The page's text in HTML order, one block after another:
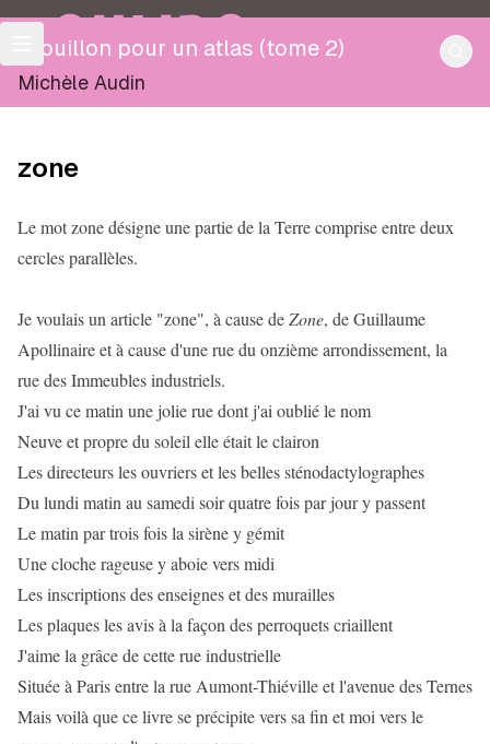
OULIPO
Brouillon pour un atlas (tome 2)
Michèle Audin
zone
Le mot zone désigne une partie de la Terre comprise entre deux
cercles parallèles.
Je voulais un article "zone", à cause deZone, de Guillaume
Apollinaire et à cause d'une rue du onzième arrondissement, la
rue des Immeubles industriels.
J'ai vu ce matin une jolie rue dont j'ai oublié le nom
Neuve et propre du soleil elle était le clairon
Les directeurs les ouvriers et les belles sténodactylographes
Du lundi matin au samedi soir quatre fois par jour y passent
Le matin par trois fois la sirène y gémit
Une cloche rageuse y aboie vers midi
Les inscriptions des enseignes et des murailles
Les plaques les avis à la façon des perroquets criaillent
J'aime la grâce de cette rue industrielle
Située à Paris entre la rue Aumont-Thiéville et l'avenue des Ternes
Mais voilà que ce livre se précipite vers sa fin et moi vers le